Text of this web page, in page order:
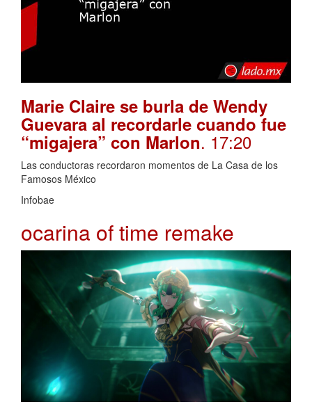
Marie Claire se burla de Wendy
Guevara al recordarle cuando fue
“migajera” con Marlon. 17:20
Las conductoras recordaron momentos de La Casa de los
Famosos México
Infobae
ocarina of time remake